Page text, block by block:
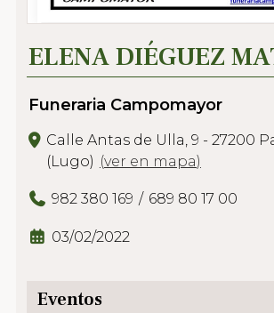
ELENA DIÉGUEZ
Funeraria Campomayor
Calle Antas de Ulla, 9 - 27200
(Lugo) (ver en mapa)
982 380 169 689 80 17 00
03/02/2022
Eventos